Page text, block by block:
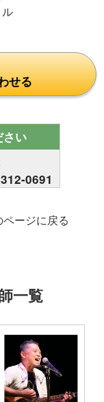
せる
さい
0691
ページに戻る
一覧